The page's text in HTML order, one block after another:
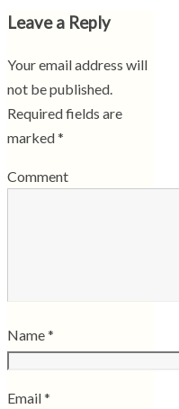
Leave a Reply
Your email address will
not be published.
Required fields are
marked*
Comment
Name*
Email*